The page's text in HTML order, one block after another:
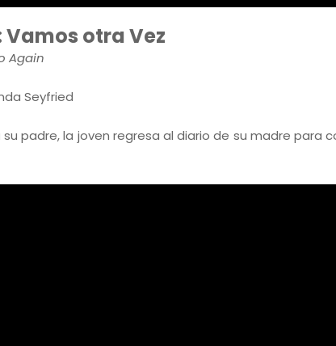
otra Vez
Again
Seyfried
padre, la joven regresa al diario de su madre para